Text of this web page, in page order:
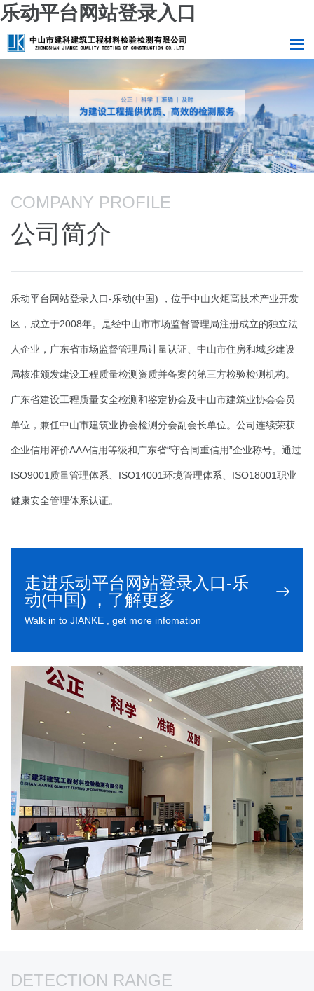
乐动平台网站登录入口
COMPANY PROFILE
公司简介
乐动平台网站登录入口-乐动(中国) ，位于中山火炬高技术产业开发
区，成立于2008年。是经中山市市场监督管理局注册成立的独立法
人企业，广东省市场监督管理局计量认证、中山市住房和城乡建设
局核准颁发建设工程质量检测资质并备案的第三方检验检测机构。
广东省建设工程质量安全检测和鉴定协会及中山市建筑业协会会员
单位，兼任中山市建筑业协会检测分会副会长单位。公司连续荣获
企业信用评价AAA信用等级和广东省“守合同重信用”企业称号。通过
ISO9001质量管理体系、ISO14001环境管理体系、ISO18001职业
健康安全管理体系认证。
走进乐动平台网站登录入口-乐
动(中国) ，了解更多
Walk in to JIANKE , get more infomation
DETECTION RANGE